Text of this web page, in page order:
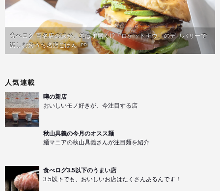
食べログ 百名店の味が、並ばず届く!?「ロケットナウ」のデリバリーで
楽しむおうち名店ごはん PR
人気連載
噂の新店
おいしいモノ好きが、今注目する店
秋山具義の今月のオスス麺
麺マニアの秋山具義さんが注目麺を紹介
食べログ3.5以下のうまい店
3.5以下でも、おいしいお店はたくさんあるんです！